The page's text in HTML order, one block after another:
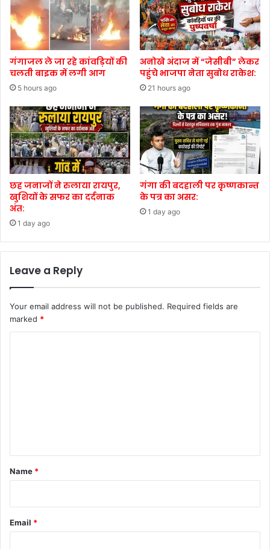
गंगाजल ले जा रहे कांवड़ियों की
चलती बाइक में लगी आग
5 hours ago
अनोखे अंदाज में “जेसीबी” लेकर
पहुंचे भाजपा नेता सुबोध राकेश:
21 hours ago
छह जनाजों ने रुलाया रायपुर,
खुशियों के सफर का दर्दनाक
अंत:
1 day ago
गंगा की बदहाली पर कृष्णकान्त
के पत्र का असर:
1 day ago
Leave a Reply
Your email address will not be published. Required fields are
marked *
*
Name *
Email *